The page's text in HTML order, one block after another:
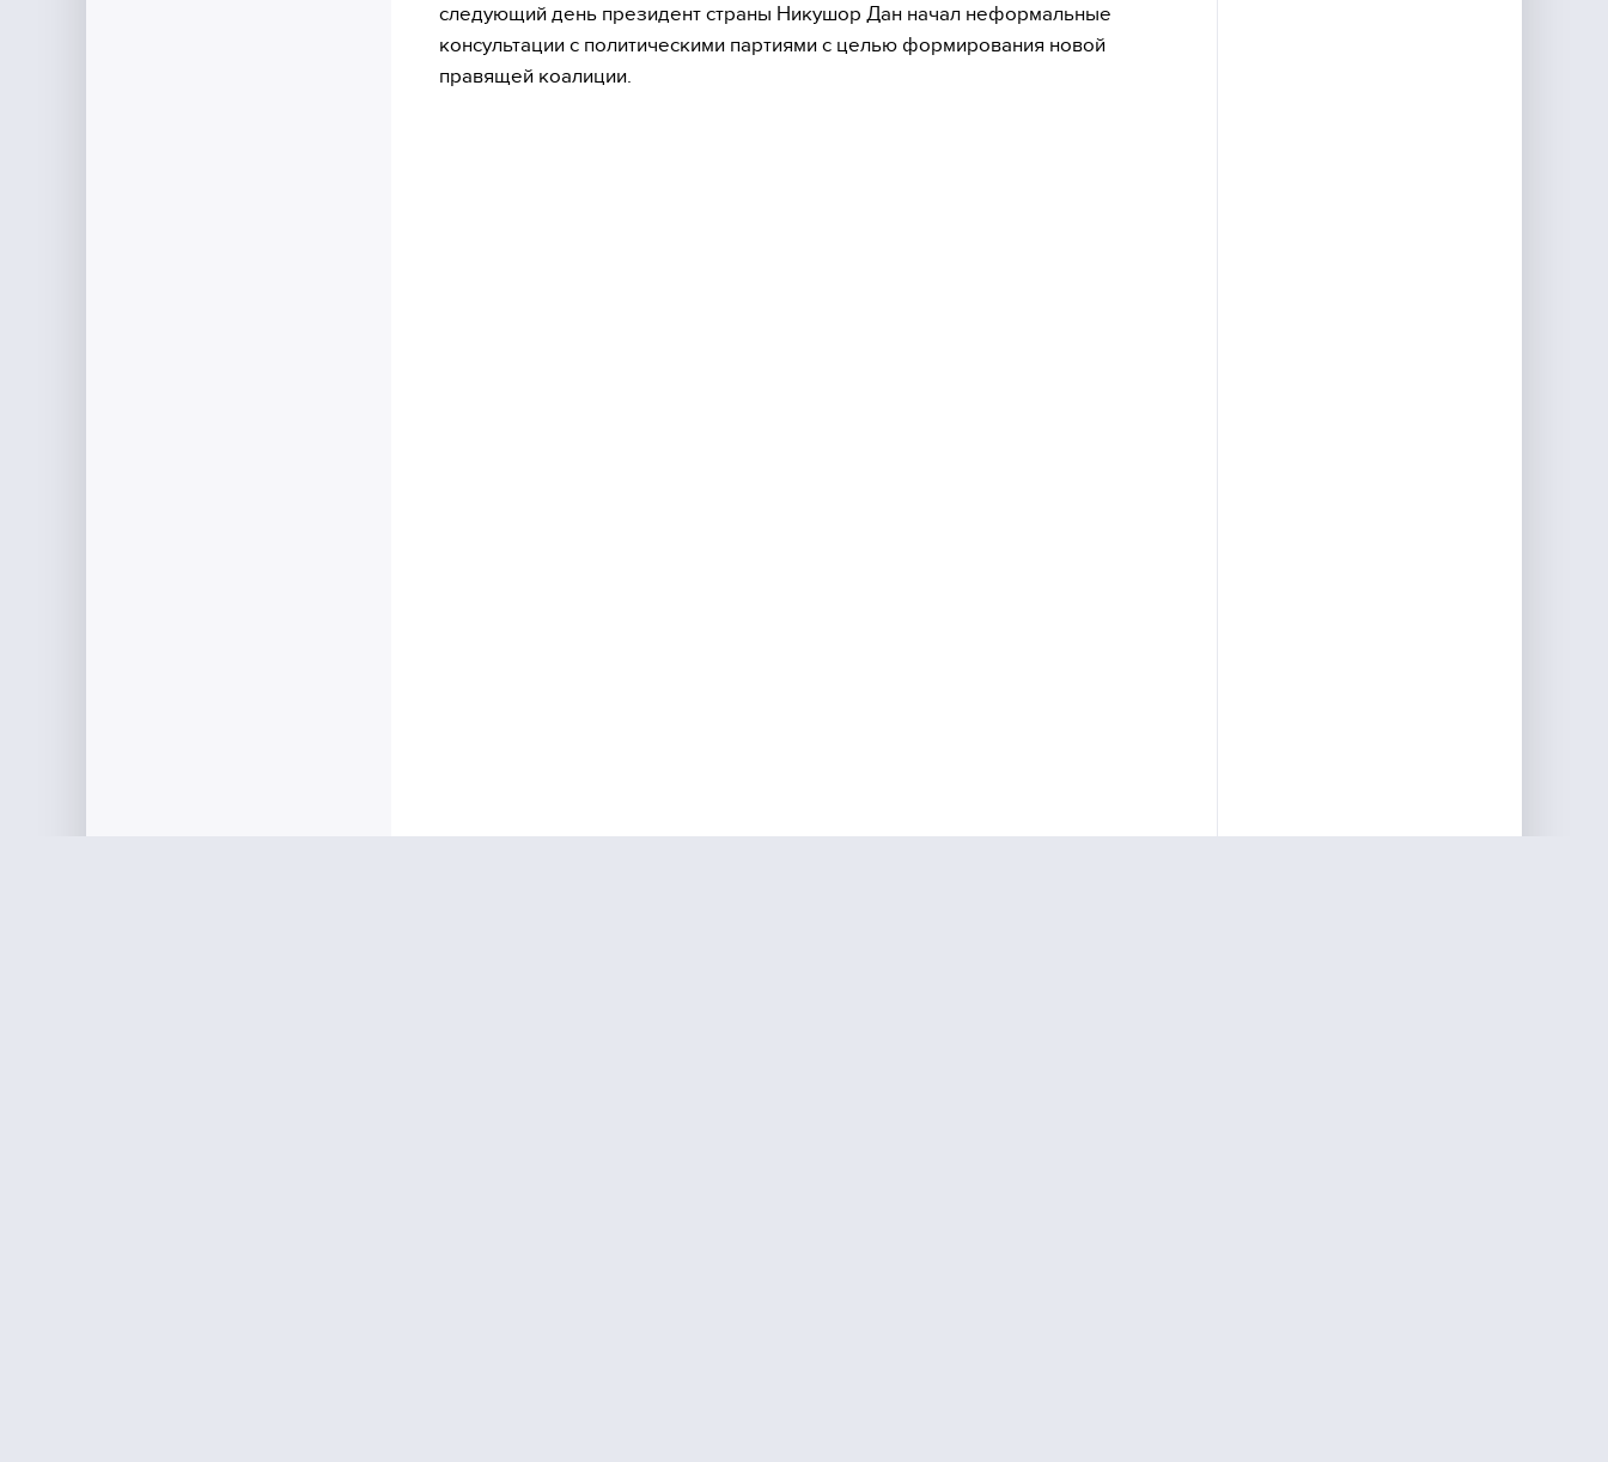
следующий день президент страны Никушор Дан начал неформальные
консультации с политическими партиями с целью формирования новой
правящей коалиции.